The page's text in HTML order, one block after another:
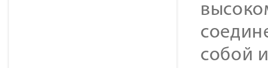
собой